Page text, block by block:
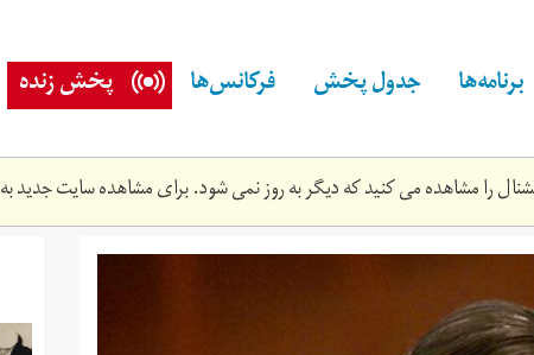
برنامه‌ها جدول پخش فرکانس‌ها پخش زنده
را مشاهده می کنید که دیگر به روز نمی شود. برای مشاهده سایت جدید به